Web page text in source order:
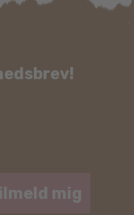
mig